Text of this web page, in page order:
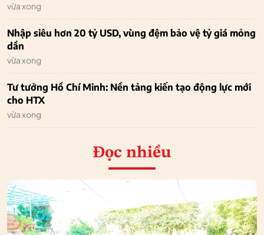
vừa xong
Nhập siêu hơn 20 tỷ USD, vùng đệm bảo vệ tỷ giá mỏng
dần
vừa xong
Tư tưởng Hồ Chí Minh: Nền tảng kiến tạo động lực mới
cho HTX
vừa xong
Đọc nhiều